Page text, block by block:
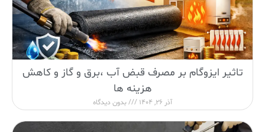
تاثیر ایزوگام بر مصرف قبض آب ،برق و گاز و کاهش
هزینه ها
آذر 26, 1404 بدون دیدگاه